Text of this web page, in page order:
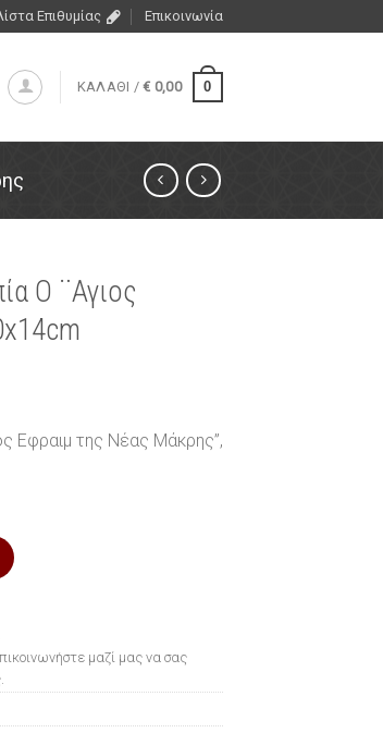
Επιθυμίας Επικοινωνία
ΚΑΛΑΘΙ /€ 0,00 0
Ο ¨Αγιος
Εφραιμ της Νέας Μάκρης”,
της Νέας Μάκρης 10x14cm ποσότητα
μαζί μας να σας